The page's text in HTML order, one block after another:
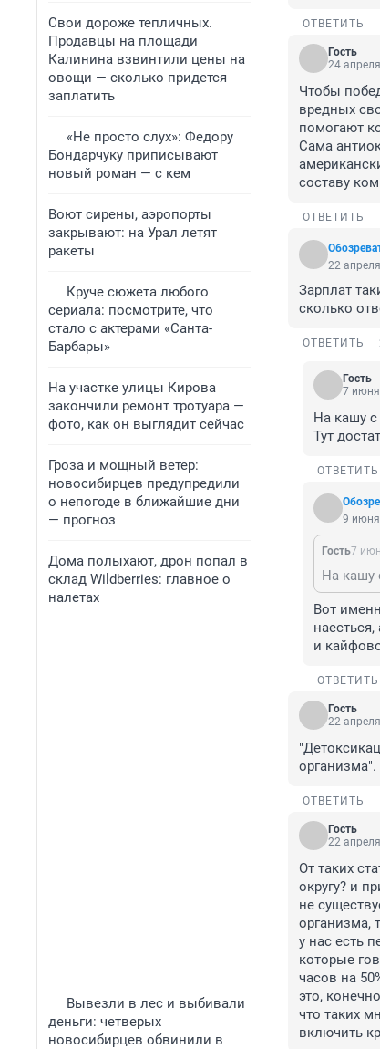
Свои дороже тепличных.
Продавцы на площади
Калинина взвинтили цены на
овощи — сколько придется
заплатить
«Не просто слух»: Федору
Бондарчуку приписывают
новый роман — с кем
Воют сирены, аэропорты
закрывают: на Урал летят
ракеты
Круче сюжета любого
сериала: посмотрите, что
стало с актерами «Санта-
Барбары»
На участке улицы Кирова
закончили ремонт тротуара —
фото, как он выглядит сейчас
Гроза и мощный ветер:
новосибирцев предупредили
о непогоде в ближайшие дни
— прогноз
Дома полыхают, дрон попал в
склад Wildberries: главное о
налетах
Вывезли в лес и выбивали
деньги: четверых
новосибирцев обвинили в
ОТВЕТИТЬ
Гость
24
Чтобы
вредных
помогают
Сама
составу
ОТВЕТИТЬ
22
Зарплат
сколько
ОТВЕТИТЬ
Гость
7 июня
На кашу
Тут
ОТВЕТИТЬ
9
Гость7
На кашу
Вот
и
ОТВЕТИТЬ
Гость
22
организма".
ОТВЕТИТЬ
Гость
22
От таких
округу? и
не
организма,
у нас есть
которые
часов на
это,
что таких
включить